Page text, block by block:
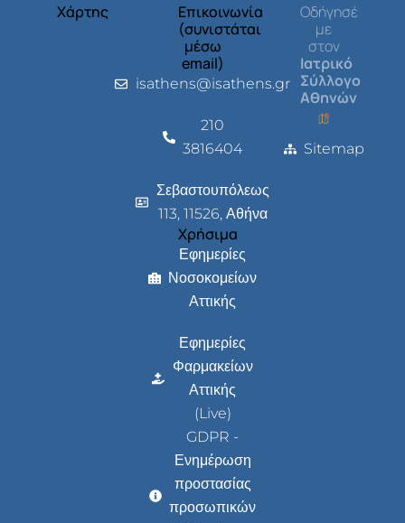
Χάρτης
Επικοινωνία
(συνιστάται
μέσω
email)
isathens@isathens.gr
210
3816404
Σεβαστουπόλεως
113, 11526, Αθήνα
Χρήσιμα
Εφημερίες
Νοσοκομείων
Αττικής
Εφημερίες
Φαρμακείων
Αττικής
(Live)
GDPR -
Ενημέρωση
προστασίας
προσωπικών
Οδήγησέ
με
στον
Ιατρικό
Σύλλογο
Αθηνών
Sitemap